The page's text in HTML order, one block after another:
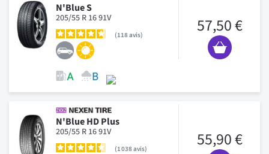
N'Blue S
205/55 R 16 91V
118 avis 57,50 €
N'Blue HD Plus
205/55 R 16 91V
1 038 avis 55,90 €